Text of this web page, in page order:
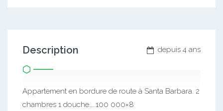
depuis 4 ans
Description
Appartement en bordure de route à Santa Barbara. 2
chambres 1 douche…..100 000×8